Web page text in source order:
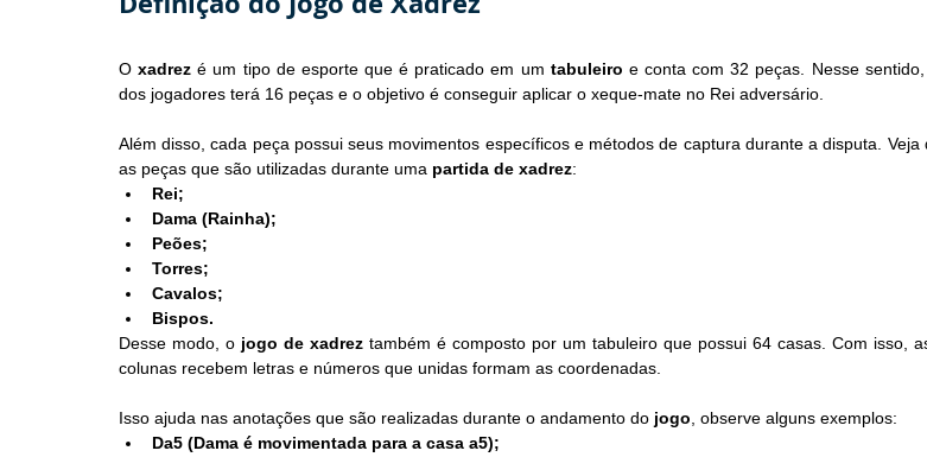
O xadrez é um tipo de esporte que é praticado em um tabuleiro e conta com 32 peças. Nesse
dos jogadores terá 16 peças e o objetivo é conseguir aplicar o xeque-mate no Rei adversário.
Além disso, cada peça possui seus movimentos específicos e métodos de captura durante a disputa. Veja
as peças que são utilizadas durante uma partida de xadrez:
Rei;
Dama (Rainha);
Peões;
Torres;
Cavalos;
Bispos.
Desse modo, o jogo de xadrez também é composto por um tabuleiro que possui 64 casas. Com isso,
colunas recebem letras e números que unidas formam as coordenadas.
Isso ajuda nas anotações que são realizadas durante o andamento do jogo, observe alguns exemplos:
Da5 (Dama é movimentada para a casa a5);